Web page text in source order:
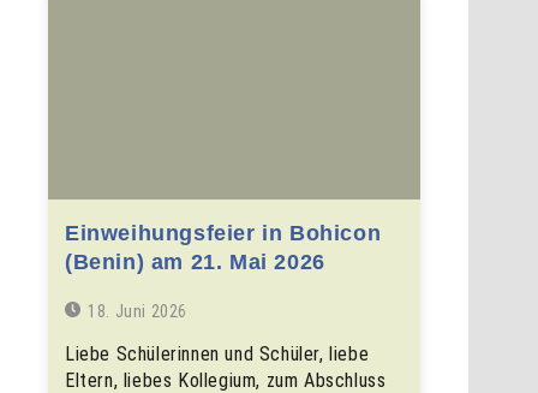
Einweihungsfeier in Bohicon
(Benin) am 21. Mai 2026
18. Juni 2026
Liebe Schülerinnen und Schüler, liebe
Eltern, liebes Kollegium, zum Abschluss